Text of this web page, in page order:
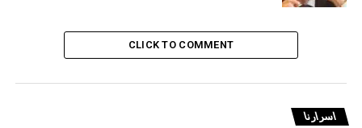
CLICK TO COMMENT
اسرارنا